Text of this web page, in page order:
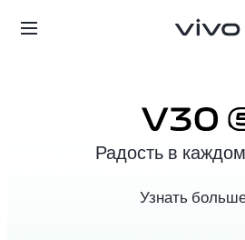
Радость в
Узнать